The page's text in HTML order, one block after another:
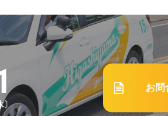
わめとは？注意点を解説」
忙期はいつ？入校におすすめの時
〕
お問